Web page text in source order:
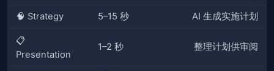
🧠 Strategy 5–15 秒 AI 生成实施计划
📋
Presentation
1–2 秒 整理计划供审阅